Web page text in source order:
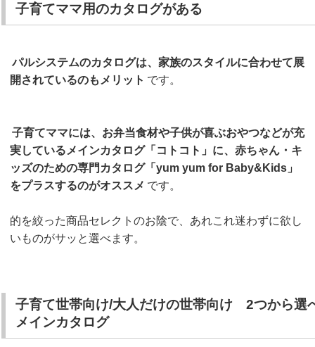
子育てママ用のカタログがある
パルシステムのカタログは、家族のスタイルに合わせて展
開されているのもメリット です。
子育てママには、お弁当食材や子供が喜ぶおやつなどが充
実しているメインカタログ「コトコト」に、赤ちゃん・キ
ッズのための専門カタログ「yum yum for Baby&Kids」
をプラスするのがオススメ です。
的を絞った商品セレクトのお陰で、あれこれ迷わずに欲し
いものがサッと選べます。
子育て世帯向け/大人だけの世帯向け 2つから選
メインカタログ